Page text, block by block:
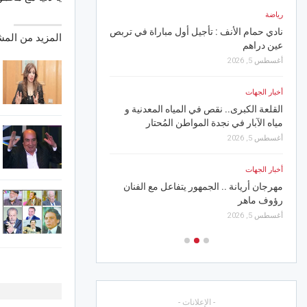
المزيد من
رياضة
نادي حمام الأنف : تأجيل أول مباراة في تربص
عين دراهم
أغسطس 5, 2026
أخبار الجهات
القلعة الكبرى.. نقص في المياه المعدنية و
مياه الآبار في نجدة المواطن المُحتار
أغسطس 5, 2026
أخبار الجهات
مهرجان أريانة .. الجمهور يتفاعل مع الفنان
رؤوف ماهر
أغسطس 5, 2026
جرجيس.. وصول الرحلة
تواصل فعاليات
الترجي يواجه الحزم
- الإعلانات -